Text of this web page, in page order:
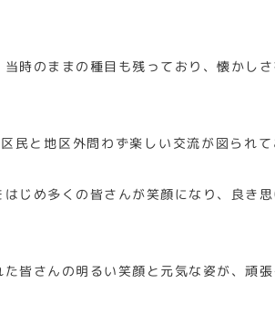
時のままの種目も残っており、懐かし
民と地区外問わず楽しい交流が図られて
じめ多くの皆さんが笑顔になり、良き
皆さんの明るい笑顔と元気な姿が、頑